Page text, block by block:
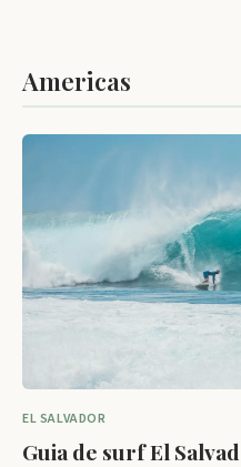
Americas
EL SALVADOR
Guia de surf El